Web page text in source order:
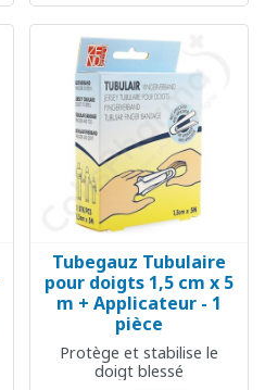
Tubegauz Tubulaire
pour doigts 1,5 cm x 5
m + Applicateur - 1
pièce
Protège et stabilise le
doigt blessé